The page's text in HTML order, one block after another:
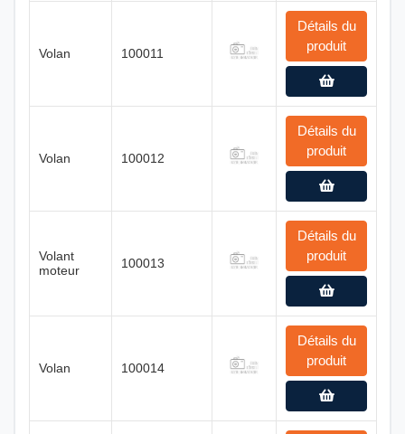
Volan 100011
Détails du
produit
Volan 100012
Détails du
produit
Volant
moteur
100013
Détails du
produit
Volan 100014
Détails du
produit